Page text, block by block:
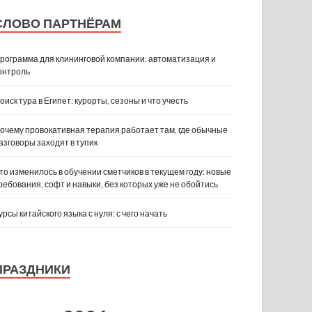
ПАРТНЁРАМ
для клининговой компании: автоматизация и
тура в Египет: курорты, сезоны и что учесть
провокативная терапия работает там, где обычные
заходят в тупик
изменилось в обучении сметчиков в текущем году: новые
софт и навыки, без которых уже не обойтись
китайского языка с нуля: с чего начать